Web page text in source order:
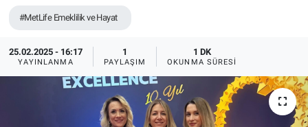
#MetLife Emeklilik ve Hayat
25.02.2025 - 16:17
YAYINLANMA
1
PAYLAŞIM
1 DK
OKUNMA SÜRESI